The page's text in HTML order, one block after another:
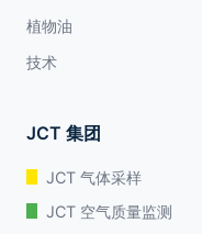
植物油
技术
JCT 集团
JCT 气体采样
JCT 空气质量监测